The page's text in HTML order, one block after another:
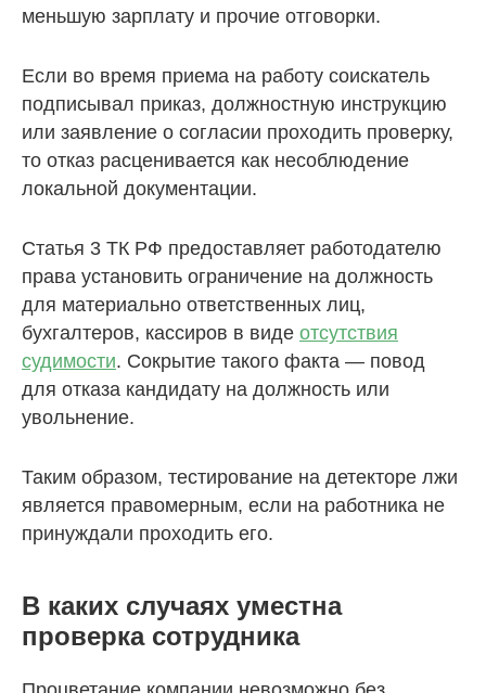
меньшую зарплату и прочие отговорки.
Если во время приема на работу соискатель
подписывал приказ, должностную инструкцию
или заявление о согласии проходить проверку,
то отказ расценивается как несоблюдение
локальной документации.
Статья 3 ТК РФ предоставляет работодателю
права установить ограничение на должность
для материально ответственных лиц,
бухгалтеров, кассиров в виде отсутствия
судимости. Сокрытие такого факта — повод
для отказа кандидату на должность или
увольнение.
Таким образом, тестирование на детекторе лжи
является правомерным, если на работника не
принуждали проходить его.
В каких случаях уместна
проверка сотрудника